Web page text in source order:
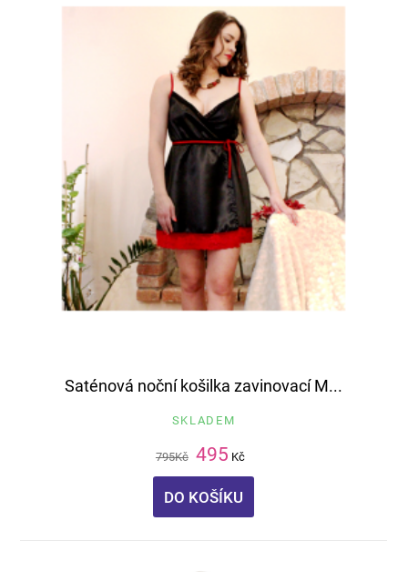
Saténová noční košilka zavinovací M...
SKLADEM
795Kč 495 Kč
DO KOŠÍKU